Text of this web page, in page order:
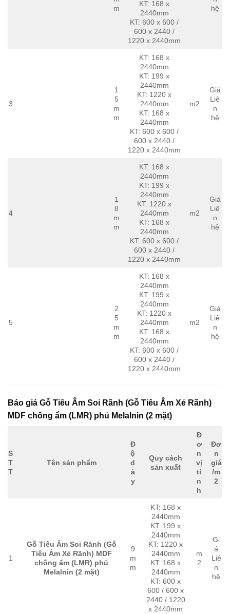
m
KT: 168 x
2440mm
KT: 600 x 600 /
600 x 2440 /
1220 x 2440mm
hệ
3
1
5
m
m
KT: 168 x
2440mm
KT: 199 x
2440mm
KT: 1220 x
2440mm
KT: 168 x
2440mm
KT: 600 x 600 /
600 x 2440 /
1220 x 2440mm
m2
Giá
Liê
n
hệ
4
1
8
m
m
KT: 168 x
2440mm
KT: 199 x
2440mm
KT: 1220 x
2440mm
KT: 168 x
2440mm
KT: 600 x 600 /
600 x 2440 /
1220 x 2440mm
m2
Giá
Liê
n
hệ
5
2
5
m
m
KT: 168 x
2440mm
KT: 199 x
2440mm
KT: 1220 x
2440mm
KT: 168 x
2440mm
KT: 600 x 600 /
600 x 2440 /
1220 x 2440mm
m2
Giá
Liê
n
hệ
Báo giá Gỗ Tiêu Âm Soi Rãnh (Gỗ Tiêu Âm Xẻ Rãnh)
MDF chống ẩm (LMR) phủ Melalnin (2 mặt)
S
T
T
Tên sản phẩm
Đ
ộ
d
à
y
Quy cách
sản xuất
Đ
ơ
n
vị
tí
n
h
Đơ
n
giá
/m
2
1
Gỗ Tiêu Âm Soi Rãnh (Gỗ
Tiêu Âm Xẻ Rãnh) MDF
chống ẩm (LMR) phủ
Melalnin (2 mặt)
9
m
m
KT: 168 x
2440mm
KT: 199 x
2440mm
KT: 1220 x
2440mm
KT: 168 x
2440mm
KT: 600 x
600 / 600 x
2440 / 1220
x 2440mm
m
2
Gi
á
Liê
n
hệ